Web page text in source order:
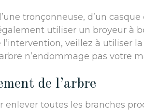
tronçonneuse, d’un casque
utiliser un broyeur à
l’intervention, veillez à utiliser
n’endommage pas votre
de l’arbre
enlever toutes les branches